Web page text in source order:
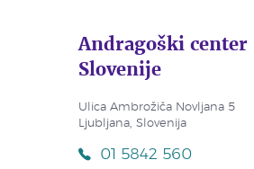
Andragoški center
Slovenije
Ulica Ambrožiča Novljana 5
Ljubljana, Slovenija
01 5842 560